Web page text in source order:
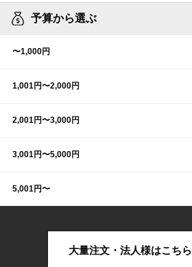
予算から選ぶ
〜1,000円
1,001円〜2,000円
2,001円〜3,000円
3,001円〜5,000円
5,001円〜
大量注文・法人様はこちら